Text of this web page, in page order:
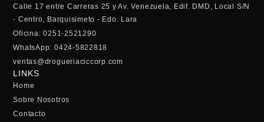
Calle 17 entre Carreras 25 y Av. Venezuela, Edif. DMD, Local S/N
- Centro, Barquisimeto - Edo. Lara
Oficina: 0251-2521290
WhatsApp: 0424-5822818
ventas@drogueriaciccorp.com
LINKS
Home
Sobre Nosotros
Contacto